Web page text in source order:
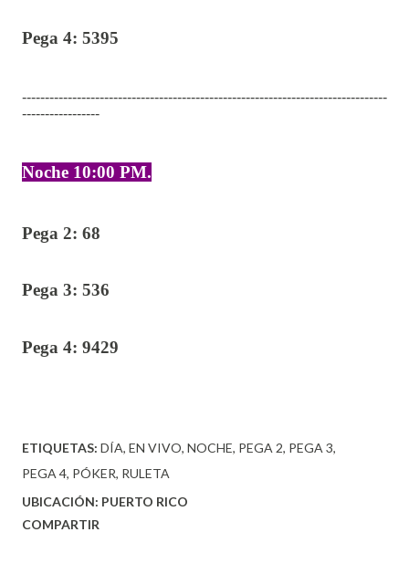
Pega 4: 5395
--------------------------------------------------------------------------------
-----------------
Noche 10:00 PM.
Pega 2: 68
Pega 3: 536
Pega 4: 9429
ETIQUETAS: DÍA EN VIVO NOCHE PEGA 2 PEGA 3
PEGA 4 PÓKER RULETA
UBICACIÓN: PUERTO RICO
COMPARTIR